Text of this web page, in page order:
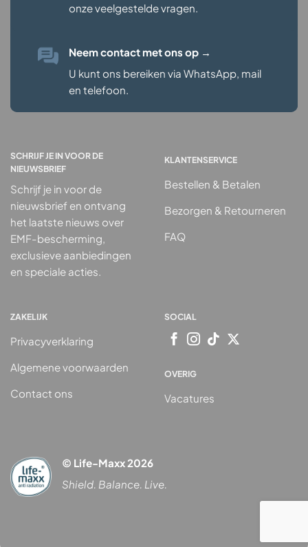
onze veelgestelde vragen
Neem contact met ons op →
U kunt ons bereiken via WhatsApp, mail
en telefoon.
SCHRIJF JE IN VOOR DE
NIEUWSBRIEF
Schrijf je in voor de
nieuwsbrief en ontvang
het laatste nieuws over
EMF-bescherming,
exclusieve aanbiedingen
en speciale acties.
KLANTENSERVICE
Bestellen & Betalen
Bezorgen & Retourneren
FAQ
ZAKELIJK
Privacyverklaring
Algemene voorwaarden
Contact ons
SOCIAL
OVERIG
Vacatures
© Life-Maxx 2026
Shield. Balance. Live.